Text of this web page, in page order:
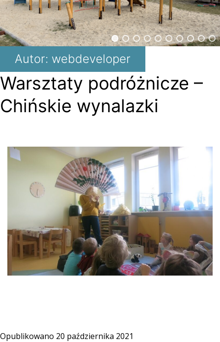
Autor: webdeveloper
Warsztaty podróżnicze –
Chińskie wynalazki
Opublikowano 20 października 2021